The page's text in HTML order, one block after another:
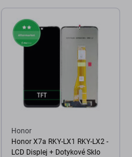
Honor
Honor X7a RKY-LX1 RKY-LX2 -
LCD Displej + Dotykové Sklo